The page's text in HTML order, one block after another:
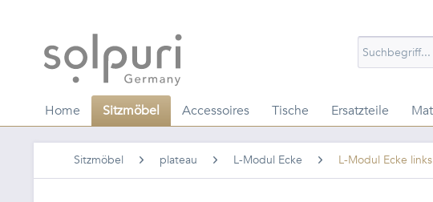
Home Sitzmöbel Accessoires Tische Ersatzteile
Sitzmöbel plateau L-Modul Ecke L-Modul Ecke